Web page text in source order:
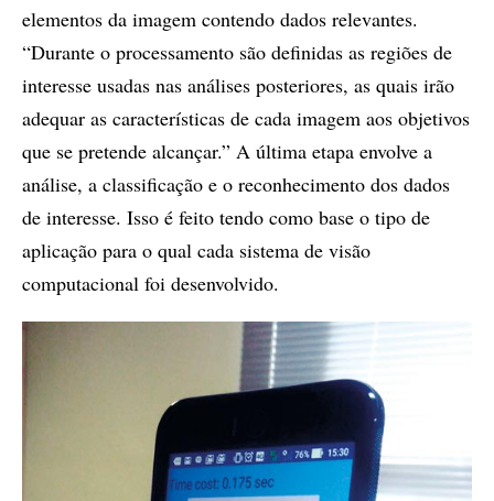
elementos da imagem contendo dados relevantes.
“Durante o processamento são definidas as regiões de
interesse usadas nas análises posteriores, as quais irão
adequar as características de cada imagem aos objetivos
que se pretende alcançar.” A última etapa envolve a
análise, a classificação e o reconhecimento dos dados
de interesse. Isso é feito tendo como base o tipo de
aplicação para o qual cada sistema de visão
computacional foi desenvolvido.